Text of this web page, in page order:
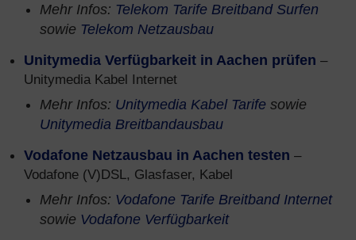
Mehr Infos: Telekom Tarife Breitband Surfen
sowie Telekom Netzausbau
Unitymedia Verfügbarkeit in Aachen prüfen –
Unitymedia Kabel Internet
Mehr Infos: Unitymedia Kabel Tarife sowie
Unitymedia Breitbandausbau
Vodafone Netzausbau in Aachen testen –
Vodafone (V)DSL, Glasfaser, Kabel
Mehr Infos: Vodafone Tarife Breitband Internet
sowie Vodafone Verfügbarkeit